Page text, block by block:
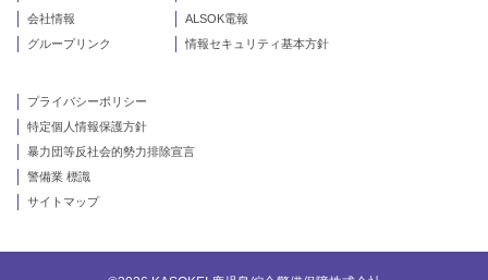
会社情報
グループリンク
ALSOK電報
情報セキュリティ基本方針
プライバシーポリシー
特定個人情報保護方針
暴力団等反社会的勢力排除宣言
警備業 標識
サイトマップ